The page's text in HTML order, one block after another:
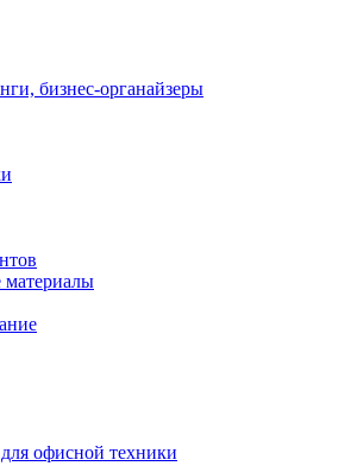
бизнес-органайзеры
материалы
офисной техники